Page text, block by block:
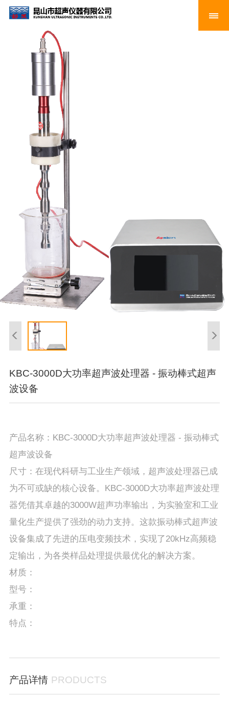
KBC-3000D大功率超声波处理器 - 振动棒式超声
波设备
产品名称：KBC-3000D大功率超声波处理器 - 振动棒式
超声波设备
尺寸：在现代科研与工业生产领域，超声波处理器已成
为不可或缺的核心设备。KBC-3000D大功率超声波处理
器凭借其卓越的3000W超声功率输出，为实验室和工业
量化生产提供了强劲的动力支持。这款振动棒式超声波
设备集成了先进的压电变频技术，实现了20kHz高频稳
定输出，为各类样品处理提供最优化的解决方案。
材质：
型号：
承重：
特点：
产品详情 PRODUCTS